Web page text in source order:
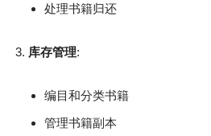
处理书籍归还
库存管理:
编目和分类书籍
管理书籍副本